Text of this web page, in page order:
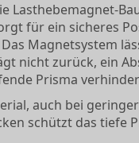
Lasthebemagnet-
für ein sicheres
Magnetsystem
nicht zurück, ein
Prisma
auch bei
schützt das tiefe